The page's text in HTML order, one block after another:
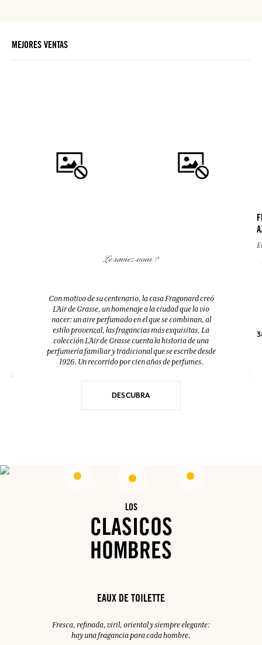
MEJORES VENTAS
FLEUR D'ORANGER (FLOR DE
200ml
52,00 €
Le saviez-vous ?
Con motivo de su centenario, la casa Fragonard creó
L’Air de Grasse, un homenaje a la ciudad que la vio
nacer: un aire perfumado en el que se combinan, al
estilo provenzal, las fragancias más exquisitas. La
colección L’Air de Grasse cuenta la historia de una
perfumería familiar y tradicional que se escribe desde
1926. Un recorrido por cien años de perfumes.
DESCUBRA
LOS
CLASICOS
HOMBRES
EAUX DE TOILETTE
Fresca, refinada, viril, oriental y siempre elegante:
hay una fragancia para cada hombre.